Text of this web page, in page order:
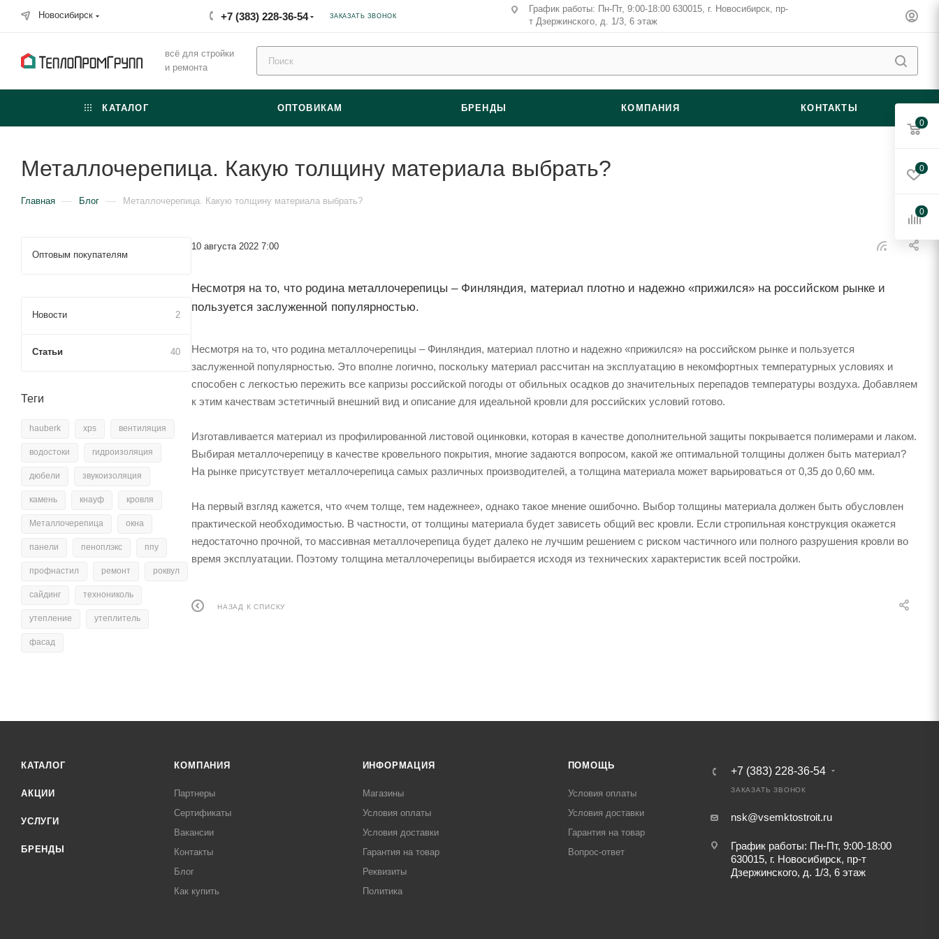
Новосибирск +7 (383) 228-36-54 ЗАКАЗАТЬ ЗВОНОК
График работы: Пн-Пт, 9:00-18:00 630015, г. Новосибирск, пр-
т Дзержинского, д. 1/3, 6 этаж
всё для стройки
и ремонта
КАТАЛОГ ОПТОВИКАМ БРЕНДЫ КОМПАНИЯ КОНТАКТЫ
Металлочерепица. Какую толщину материала выбрать?
Главная — Блог — Металлочерепица. Какую толщину материала выбрать?
10 августа 2022 7:00
Несмотря на то, что родина металлочерепицы – Финляндия, материал плотно и надежно «прижился» на российском рынке и
пользуется заслуженной популярностью.
Несмотря на то, что родина металлочерепицы – Финляндия, материал плотно и надежно «прижился» на российском рынке и пользуется
заслуженной популярностью. Это вполне логично, поскольку материал рассчитан на эксплуатацию в некомфортных температурных условиях и
способен с легкостью пережить все капризы российской погоды от обильных осадков до значительных перепадов температуры воздуха. Добавляем
к этим качествам эстетичный внешний вид и описание для идеальной кровли для российских условий готово.
Изготавливается материал из профилированной листовой оцинковки, которая в качестве дополнительной защиты покрывается полимерами и лаком.
Выбирая металлочерепицу в качестве кровельного покрытия, многие задаются вопросом, какой же оптимальной толщины должен быть материал?
На рынке присутствует металлочерепица самых различных производителей, а толщина материала может варьироваться от 0,35 до 0,60 мм.
На первый взгляд кажется, что «чем толще, тем надежнее», однако такое мнение ошибочно. Выбор толщины материала должен быть обусловлен
практической необходимостью. В частности, от толщины материала будет зависеть общий вес кровли. Если стропильная конструкция окажется
недостаточно прочной, то массивная металлочерепица будет далеко не лучшим решением с риском частичного или полного разрушения кровли во
время эксплуатации. Поэтому толщина металлочерепицы выбирается исходя из технических характеристик всей постройки.
НАЗАД К СПИСКУ
Оптовым покупателям
Новости 2
Статьи 40
Теги
hauberk xps вентиляция
водостоки гидроизоляция
дюбели звукоизоляция
камень кнауф кровля
Металлочерепица окна
панели пеноплэкс ппу
профнастил ремонт роквул
сайдинг технониколь
утепление утеплитель
фасад
КАТАЛОГ
АКЦИИ
УСЛУГИ
БРЕНДЫ
КОМПАНИЯ
Партнеры
Сертификаты
Вакансии
Контакты
Блог
Как купить
ИНФОРМАЦИЯ
Магазины
Условия оплаты
Условия доставки
Гарантия на товар
Реквизиты
Политика
ПОМОЩЬ
Условия оплаты
Условия доставки
Гарантия на товар
Вопрос-ответ
+7 (383) 228-36-54
ЗАКАЗАТЬ ЗВОНОК
nsk@vsemktostroit.ru
График работы: Пн-Пт, 9:00-18:00
630015, г. Новосибирск, пр-т
Дзержинского, д. 1/3, 6 этаж
0
0
0